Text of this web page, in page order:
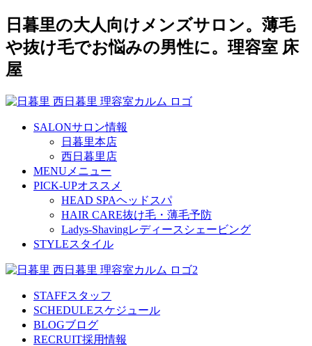
日暮里の大人向けメンズサロン。薄毛
や抜け毛でお悩みの男性に。理容室 床
屋
SALONサロン情報
日暮里本店
西日暮里店
MENU メニュー
PICK-UPオススメ
HEAD SPAヘッドスパ
HAIR CARE抜け毛・薄毛予防
Ladys-Shavingレディースシェービング
STYLEスタイル
STAFFスタッフ
SCHEDULEスケジュール
BLOGブログ
RECRUIT採用情報